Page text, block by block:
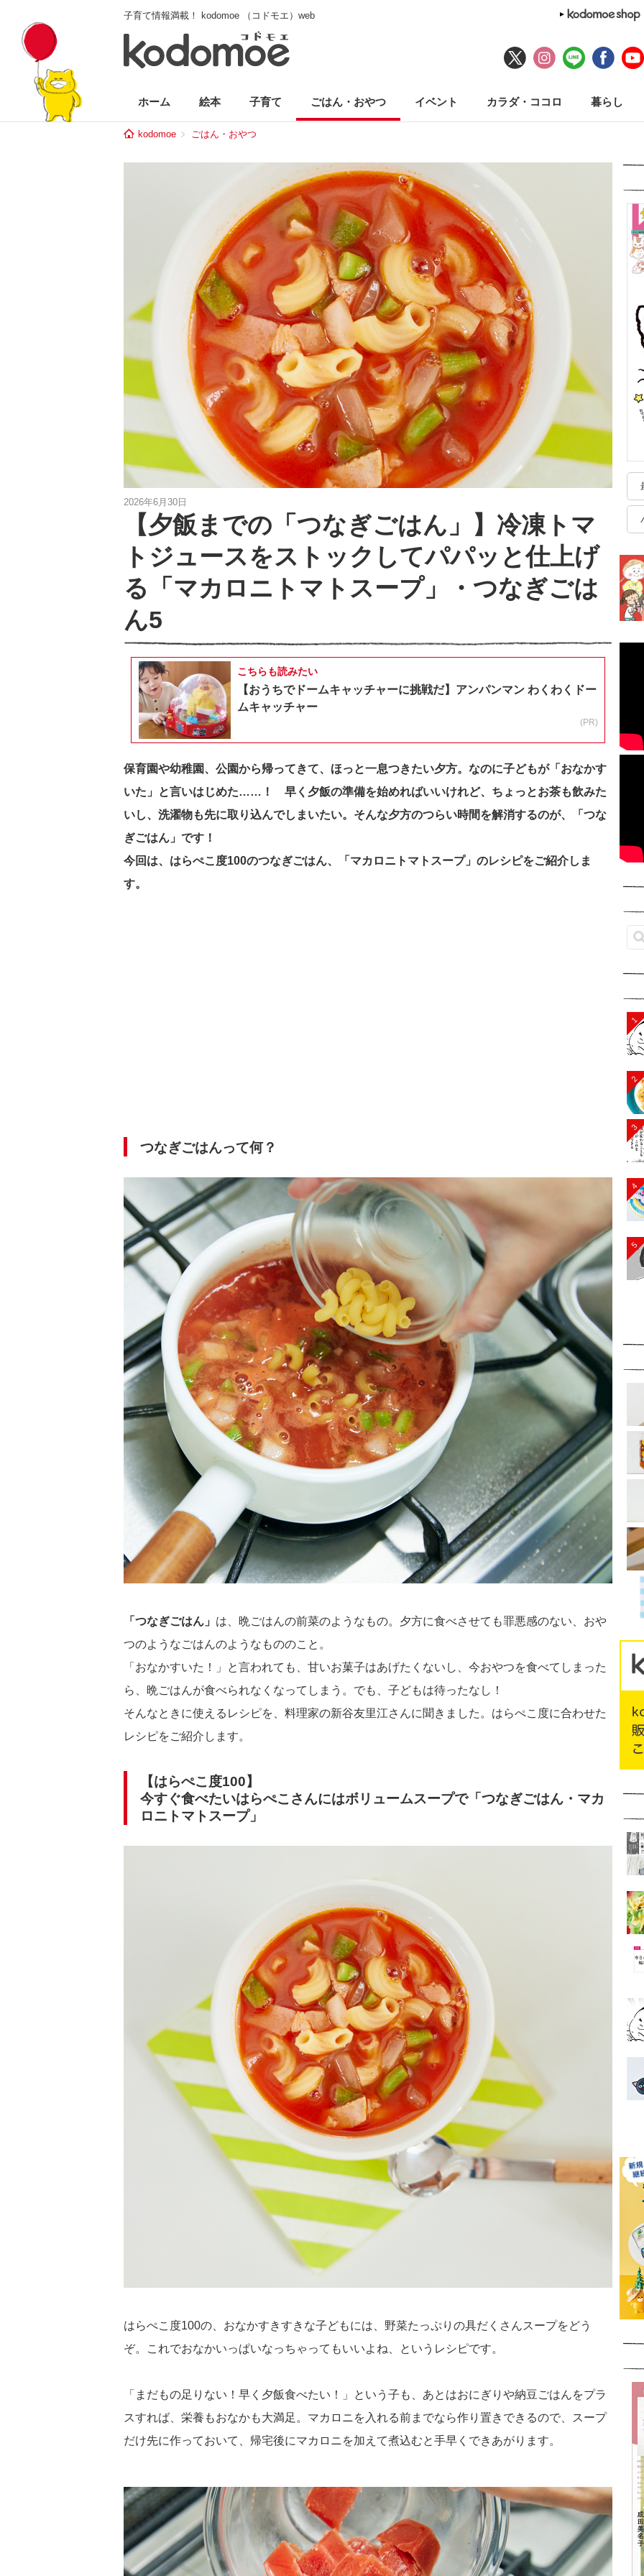
子育て情報満載！ kodomoe （コドモエ）web
ホーム 絵本 子育て ごはん・おやつ イベント カラダ・ココロ 暮らし
kodomoe ごはん・おやつ
2026年6月30日
【夕飯までの「つなぎごはん」】冷凍トマ
トジュースをストックしてパパッと仕上げ
る「マカロニトマトスープ」・つなぎごは
ん5
こちらも読みたい
【おうちでドームキャッチャーに挑戦だ】アンパンマン わくわくドー
ムキャッチャー
(PR)
保育園や幼稚園、公園から帰ってきて、ほっと一息つきたい夕方。なのに子どもが「おなかす
いた」と言いはじめた……！ 早く夕飯の準備を始めればいいけれど、ちょっとお茶も飲みた
いし、洗濯物も先に取り込んでしまいたい。 そんな夕方のつらい時間を解消するのが、「つな
ぎごはん」です！
今回は、はらぺこ度100のつなぎごはん、「マカロニトマトスープ」のレシピをご紹介しま
す。
つなぎごはんって何？
「つなぎごはん」 は、晩ごはんの前菜のようなもの。夕方に食べさせても罪悪感のない、おや
つのようなごはんのようなもののこと。
「おなかすいた！」と言われても、甘いお菓子はあげたくないし、今おやつを食べてしまった
ら、晩ごはんが食べられなくなってしまう。でも、子どもは待ったなし！
そんなときに使えるレシピを、料理家の新谷友里江さんに聞きました。はらぺこ度に合わせた
レシピをご紹介します。
【はらぺこ度100】
今すぐ食べたいはらぺこさんにはボリュームスープで「つなぎごはん・マカ
ロニトマトスープ」
はらぺこ度100の、おなかすきすきな子どもには、野菜たっぷりの具だくさんスープをどう
ぞ。これでおなかいっぱいなっちゃってもいいよね、というレシピです。
「まだもの足りない！早く夕飯食べたい！」という子も、あとはおにぎりや納豆ごはんをプラ
スすれば、栄養もおなかも大満足。マカロニを入れる前までなら作り置きできるので、スープ
だけ先に作っておいて、帰宅後にマカロニを加えて煮込むと手早くできあがります。
1
2
3
4
5